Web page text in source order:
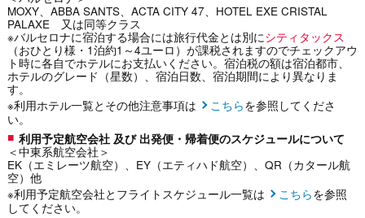
MOXY、ABBA SANTS、ACTA CITY 47、HOTEL EXE CRISTAL
PALAXE 又は同等クラス
※バルセロナに宿泊する場合には旅行代金とは別にシティタックス
（おひとり様・1泊約1～4ユーロ）が課税されますのでチェックアウ
ト時に各自でホテルにお支払いください。宿泊税の額は宿泊都市、
ホテルのグレード（星数）、宿泊日数、宿泊期間により異なりま
す。
※利用ホテル一覧とその他注意事項は
こちらを参照してくださ
い。
利用予定航空会社 及び 出発便・帰着便のスケジュールについて
＜中東系航空会社＞
EK（エミレーツ航空）、EY（エティハド航空）、QR（カタール航
空）他
※利用予定航空会社とフライトスケジュール一覧は
こちらを参照
してください。